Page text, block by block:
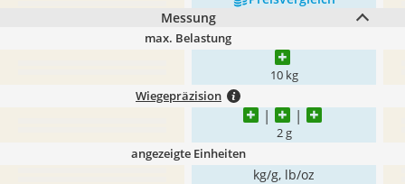
Messung
max. Belastung
10 kg
Wiegepräzision
2 g
angezeigte Einheiten
kg/g, lb/oz